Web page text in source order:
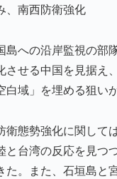
南西防衛強化
島への沿岸監視の部
させる中国を見据え
域」を埋める狙いが
衛態勢強化に関して
と台湾の反応を見つ
た。また、石垣島と